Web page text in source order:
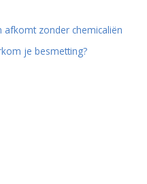
afkomt zonder chemicaliën
je besmetting?